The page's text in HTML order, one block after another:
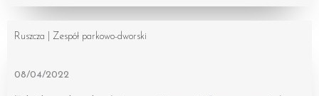
Ruszcza | Zespół parkowo-dworski
08/04/2022